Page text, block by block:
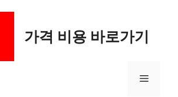
가격 비용 바로가기
메